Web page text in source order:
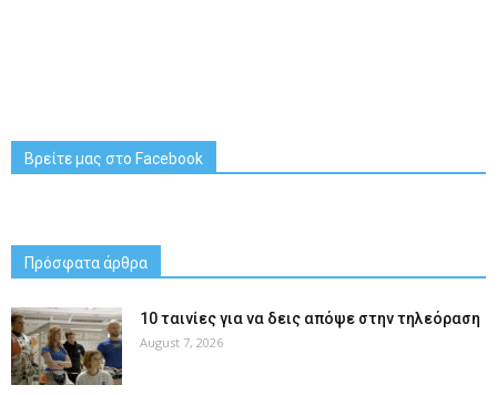
Βρείτε μας στο Facebook
Πρόσφατα άρθρα
10 ταινίες για να δεις απόψε στην τηλεόραση
August 7, 2026